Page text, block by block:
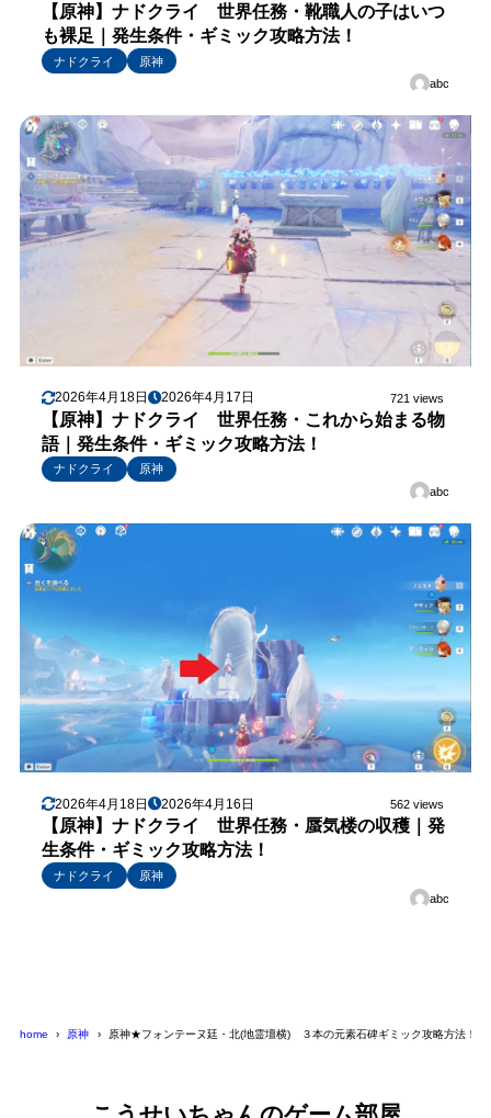
【原神】ナドクライ 世界任務・靴職人の子はいつ
も裸足｜発生条件・ギミック攻略方法！
ナドクライ
原神
abc
2026年4月18日 2026年4月17日 721 views
【原神】ナドクライ 世界任務・これから始まる物
語｜発生条件・ギミック攻略方法！
ナドクライ
原神
abc
2026年4月18日 2026年4月16日 562 views
【原神】ナドクライ 世界任務・蜃気楼の収穫｜発
生条件・ギミック攻略方法！
ナドクライ
原神
abc
home 原神 原神★フォンテーヌ廷・北(地霊壇横) ３本の元素石碑ギミック攻略方法！